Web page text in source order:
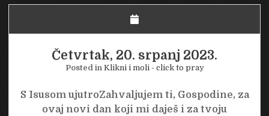
2023.
Četvrtak, 20. srpanj 2023.
Posted in Klikni i moli - click to pray
S Isusom ujutroZahvaljujem ti, Gospodine, za
ovaj novi dan koji mi daješ i za tvoju